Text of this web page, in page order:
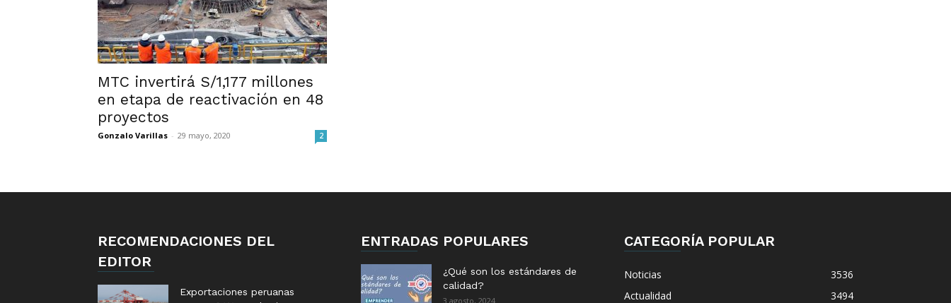
MTC invertirá S/1,177 millones
en etapa de reactivación en 48
proyectos
Gonzalo Varillas - 29 mayo, 2020 2
RECOMENDACIONES DEL
EDITOR
Exportaciones peruanas
ENTRADAS POPULARES
¿Qué son los estándares de
calidad?
3 agosto, 2024
CATEGORÍA POPULAR
Noticias
3536
Actualidad
3494